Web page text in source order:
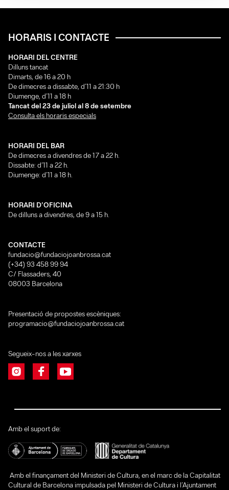
HORARIS I CONTACTE
HORARI DEL CENTRE
Dilluns tancat
Dimarts, de 16 a 20 h
De dimecres a dissabte, d’11 a 21:30 h
Diumenge, d’11 a 18 h
Tancat del 23 de juliol al 8 de setembre
Consulta els horaris especials
HORARI DEL BAR
De dimecres a divendres de 17 a 22 h.
Dissabte: d’11 a 22 h.
Diumenge: d’11 a 18 h.
HORARI D’OFICINA
De dilluns a divendres, de 9 a 15 h.
CONTACTE
fundacio@fundaciojoanbrossa.cat
(+34) 93 458 99 94
C/ Flassaders, 40
08003 Barcelona
Presentació de propostes escèniques:
programacio@fundaciojoanbrossa.cat
Segueix-nos a les xarxes
Amb el suport de:
Amb el finançament del Ministeri de Cultura, en el marc de la Capitalitat
Cultural de Barcelona impulsada pel Ministeri de Cultura i l’Ajuntament